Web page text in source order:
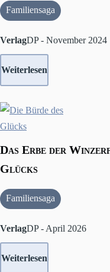
Familiensaga
VerlagDP - November 2024
Weiterlesen
Das Erbe der
Glücks
Familiensaga
VerlagDP - April 2026
Weiterlesen